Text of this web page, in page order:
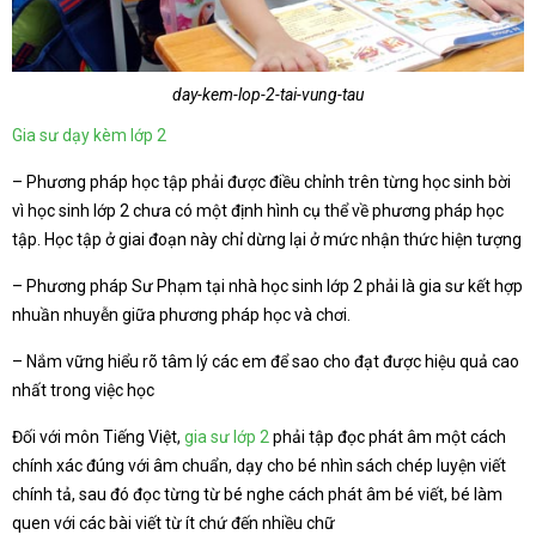
day-kem-lop-2-tai-vung-tau
Gia sư dạy kèm lớp 2
– Phương pháp học tập phải được điều chỉnh trên từng học sinh bời
vì học sinh lớp 2 chưa có một định hình cụ thể về phương pháp học
tập. Học tập ở giai đoạn này chỉ dừng lại ở mức nhận thức hiện tượng
– Phương pháp Sư Phạm tại nhà học sinh lớp 2 phải là gia sư kết hợp
nhuần nhuyễn giữa phương pháp học và chơi.
– Nắm vững hiểu rõ tâm lý các em để sao cho đạt được hiệu quả cao
nhất trong việc học
Đối với môn Tiếng Việt, gia sư lớp 2 phải tập đọc phát âm một cách
chính xác đúng với âm chuẩn, dạy cho bé nhìn sách chép luyện viết
chính tả, sau đó đọc từng từ bé nghe cách phát âm bé viết, bé làm
quen với các bài viết từ ít chứ đến nhiều chữ